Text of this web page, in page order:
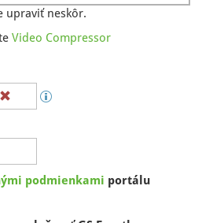
upraviť neskôr.
Video Compressor
meno
je
podmienkami portálu